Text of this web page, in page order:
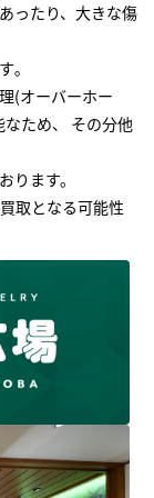
ったり、大きな傷
｡
(オーバーホー
ため、 その分他
ります。
取となる可能性